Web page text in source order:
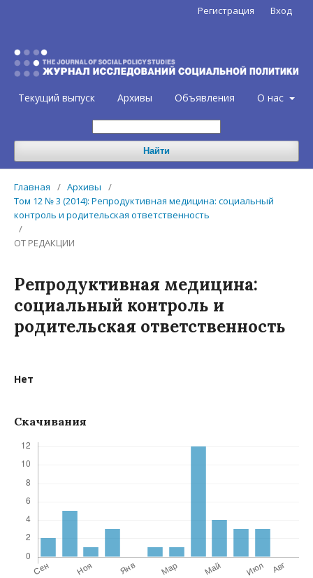
Текущий выпуск Архивы Объявления О нас
Найти
Регистрация Вход
Главная / Архивы
/
Том 12 № 3 (2014): Репродуктивная медицина: социальный
контроль и родительская ответственность
/
ОТ РЕДАКЦИИ
Репродуктивная медицина:
социальный контроль и
родительская ответственность
Нет
Скачивания